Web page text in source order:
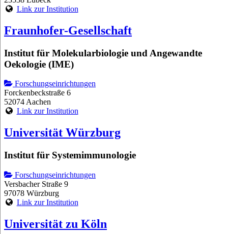
Link zur Institution
Fraunhofer-Gesellschaft
Institut für Molekularbiologie und Angewandte
Oekologie (IME)
Forschungseinrichtungen
Forckenbeckstraße 6
52074 Aachen
Link zur Institution
Universität Würzburg
Institut für Systemimmunologie
Forschungseinrichtungen
Versbacher Straße 9
97078 Würzburg
Link zur Institution
Universität zu Köln